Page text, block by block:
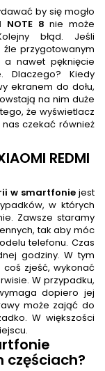
by się mogło
NOTE 8 nie może
błąd. Jeśli
przygotowanym
a nawet pęknięcie
Dlaczego? Kiedy
ekranem do dołu,
na nim duże
że wyświetlacz
czekać również
REDMI
w smartfonie jest
w których
Zawsze staramy
tak aby móc
telefonu. Czas
godziny. W tym
zjeść, wykonać
W przypadku,
dopiero jej
może zająć do
W większości
częściach?